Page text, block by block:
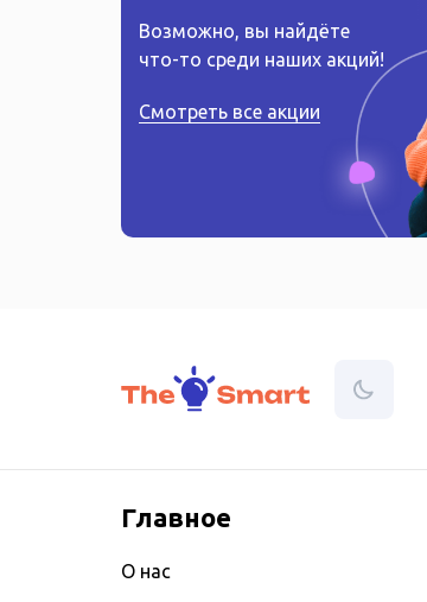
Возможно, вы найдёте
что-то среди наших акций!
Смотреть все акции
Главное
О нас